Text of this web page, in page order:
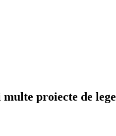
proiecte de lege